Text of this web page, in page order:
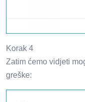
Korak 4
Zatim ćemo vidjeti
greške: